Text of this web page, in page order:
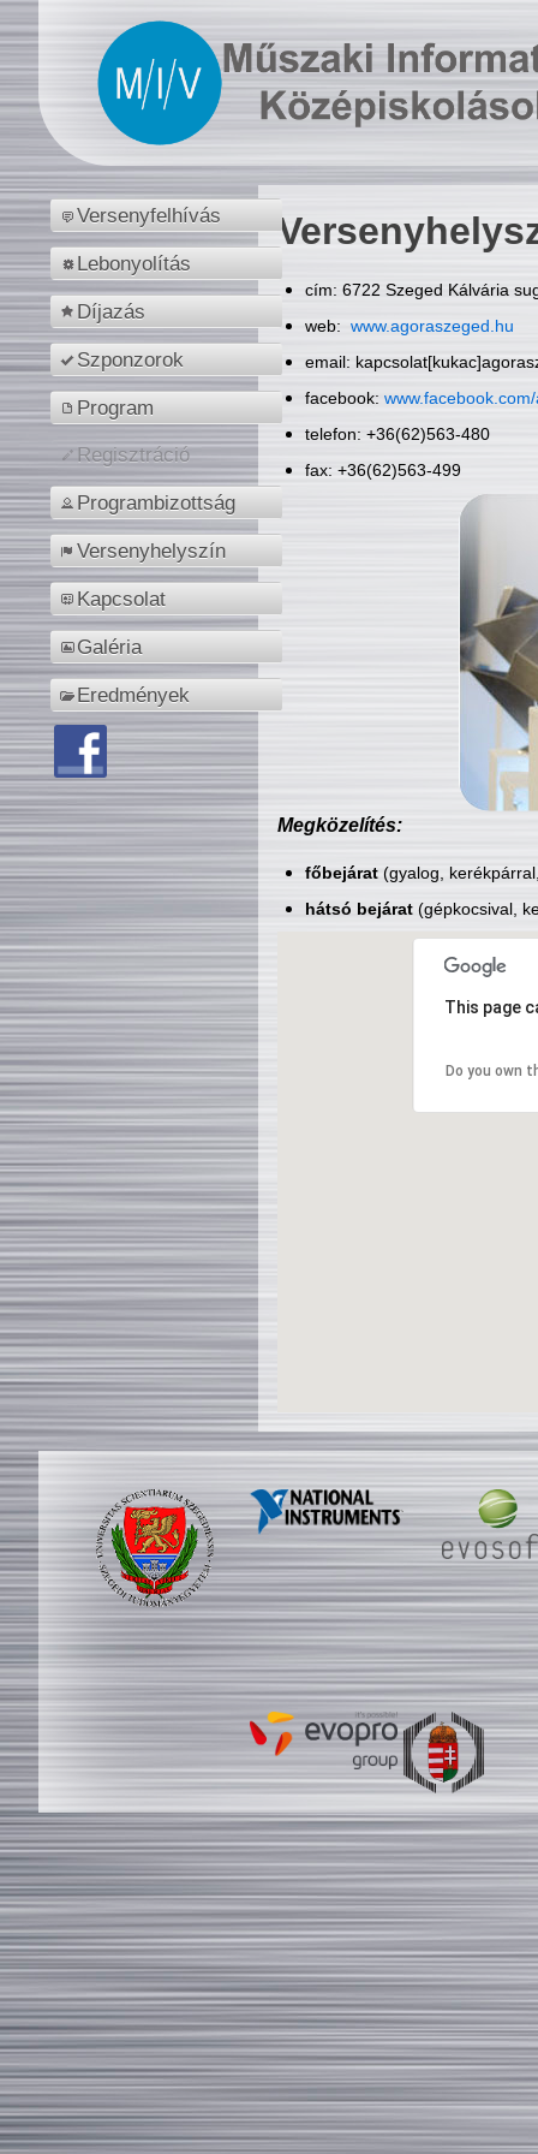
Versenyfelhívás
Lebonyolítás
Díjazás
Szponzorok
Program
Regisztráció
Programbizottság
Versenyhelyszín
Kapcsolat
Galéria
Eredmények
cím: 6722 Szeged Kálvária
web: www.agoraszeged.hu
email:
facebook:
telefon: +36(62)563-480
fax: +36(62)563-499
Megközelítés:
főbejárat(gyalog,
hátsó bejárat(gépkocsival,
This page
Do you own